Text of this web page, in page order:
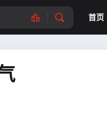
首页